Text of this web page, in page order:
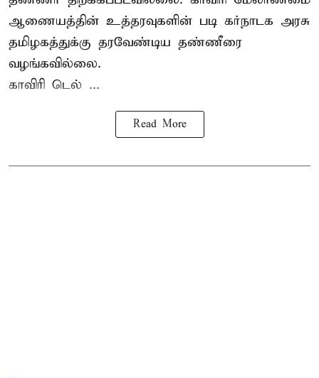
ஆணையத்தின் உத்தரவுகளின் படி கர்நாடக அரசு
தமிழகத்துக்கு தரவேண்டிய தண்ணீரை
வழங்கவில்லை.
காவிரி டெல் ...
Read More